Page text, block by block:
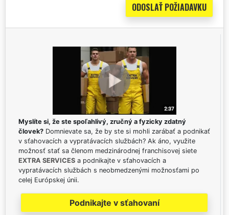
Myslíte si, že ste spoľahlivý, zručný a fyzicky zdatný
človek? Domnievate sa, že by ste si mohli zarábať a podnikať
v sťahovacích a vypratávacích službách? Ak áno, využite
možnosť stať sa členom medzinárodnej franchisovej siete
EXTRA SERVICES a podnikajte v sťahovacích a
vypratávacích službách s neobmedzenými možnosťami po
celej Európskej únii.
Podnikajte v sťahovaní